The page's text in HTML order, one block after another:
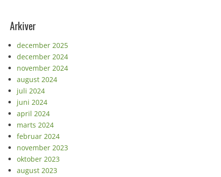
Arkiver
december 2025
december 2024
november 2024
august 2024
juli 2024
juni 2024
april 2024
marts 2024
februar 2024
november 2023
oktober 2023
august 2023